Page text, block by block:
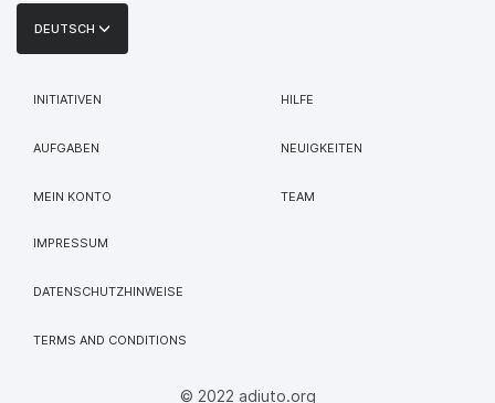
DEUTSCH
INITIATIVEN
AUFGABEN
MEIN KONTO
HILFE
NEUIGKEITEN
TEAM
IMPRESSUM
DATENSCHUTZHINWEISE
TERMS AND CONDITIONS
© 2022 adiuto.org